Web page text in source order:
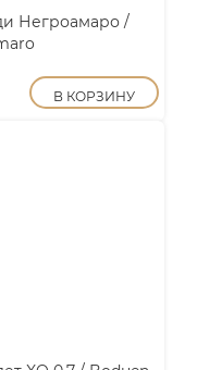
Негроамаро /
В КОРЗИНУ